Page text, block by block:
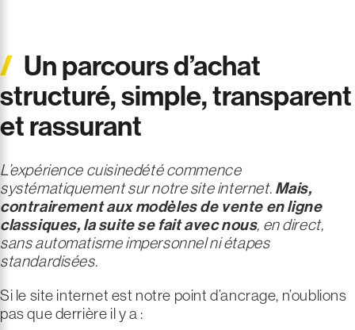
Un parcours d’achat
structuré, simple, transparent
et rassurant
L’expérience cuisinedété commence
systématiquement sur notre site internet. Mais,
contrairement aux modèles de vente en ligne
classiques, la suite se fait avec nous, en direct,
sans automatisme impersonnel ni étapes
standardisées.
Si le site internet est notre point d’ancrage, n’oublions
pas que derrière il y a :